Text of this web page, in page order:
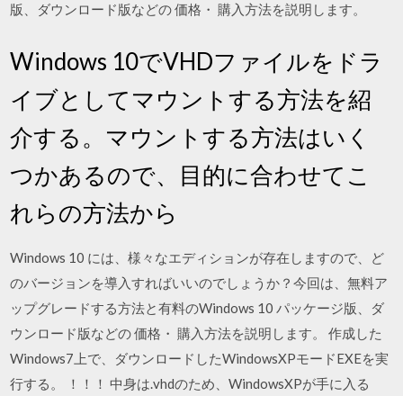
版、ダウンロード版などの 価格・ 購入方法を説明します。
Windows 10でVHDファイルをドラ
イブとしてマウントする方法を紹
介する。マウントする方法はいく
つかあるので、目的に合わせてこ
れらの方法から
Windows 10 には、様々なエディションが存在しますので、ど
のバージョンを導入すればいいのでしょうか？今回は、無料ア
ップグレードする方法と有料のWindows 10 パッケージ版、ダ
ウンロード版などの 価格・ 購入方法を説明します。 作成した
Windows7上で、ダウンロードしたWindowsXPモードEXEを実
行する。 ！！！ 中身は.vhdのため、WindowsXPが手に入る